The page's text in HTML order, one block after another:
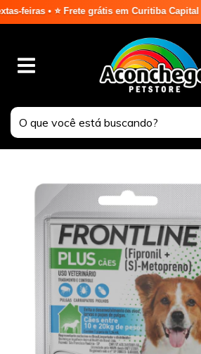
• ⭐ Frete grátis em Curitiba Capital nas